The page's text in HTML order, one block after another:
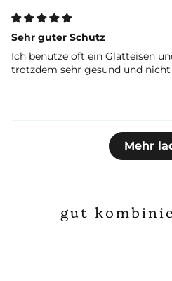
Sehr guter Schutz
Ich benutze oft ein Glätteisen
trotzdem sehr gesund und
Mehr
gut